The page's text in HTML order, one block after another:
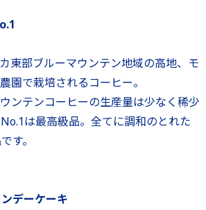
東部ブルーマウンテン地域の高地、モ
園で栽培されるコーヒー。
ンテンコーヒーの生産量は少なく稀少
は最高級品。全てに調和のとれた
す。
デーケーキ